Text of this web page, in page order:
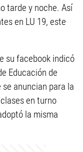
tarde y noche. Así
en LU 19, este
su facebook indicó
Educación de
anuncian para la
en turno
la misma